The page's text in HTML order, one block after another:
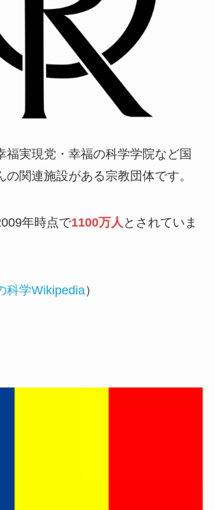
福実現党・幸福の科学学院など国
の関連施設がある宗教団体です。
年時点で1100万人 とされていま
科学Wikipedia）